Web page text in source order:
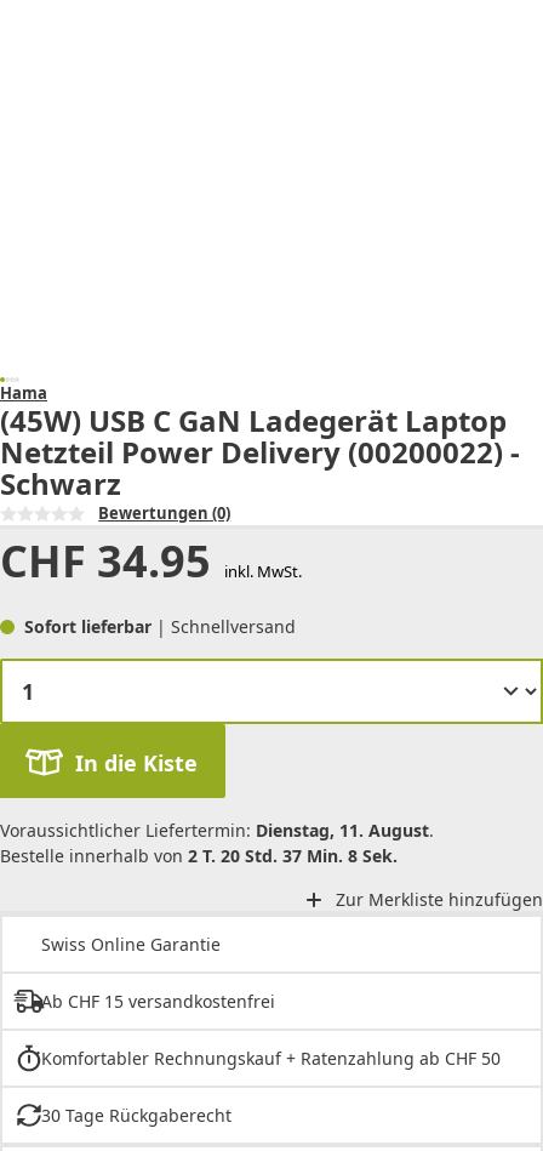
Hama
(45W) USB C GaN Ladegerät Laptop
Netzteil Power Delivery (00200022) -
Schwarz
Bewertungen (0)
CHF 34.95 inkl. MwSt.
Sofort lieferbar | Schnellversand
In die Kiste
Voraussichtlicher Liefertermin: Dienstag, 11. August.
Bestelle innerhalb von 2 T. 20 Std. 37 Min. 8 Sek.
Zur Merkliste hinzufügen
Swiss Online Garantie
Ab CHF 15 versandkostenfrei
Komfortabler Rechnungskauf + Ratenzahlung ab CHF 50
30 Tage Rückgaberecht